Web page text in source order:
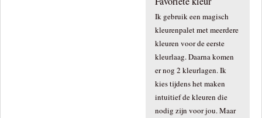
Ik gebruik een magisch
kleurenpalet met meerdere
kleuren voor de eerste
kleurlaag. Daarna komen
er nog 2 kleurlagen. Ik
kies tijdens het maken
intuitief de kleuren die
nodig zijn voor jou. Maar